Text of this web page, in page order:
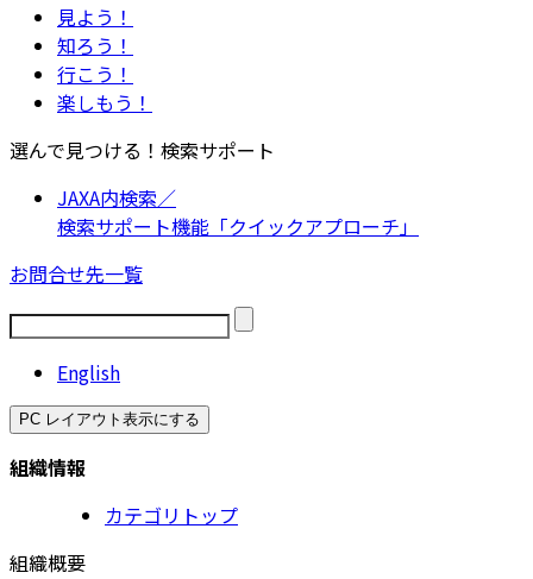
見よう！
知ろう！
行こう！
楽しもう！
選んで見つける！検索サポート
JAXA内検索／
検索サポート機能「クイックアプローチ」
お問合せ先一覧
English
PC レイアウト表示にする
組織情報
カテゴリトップ
組織概要